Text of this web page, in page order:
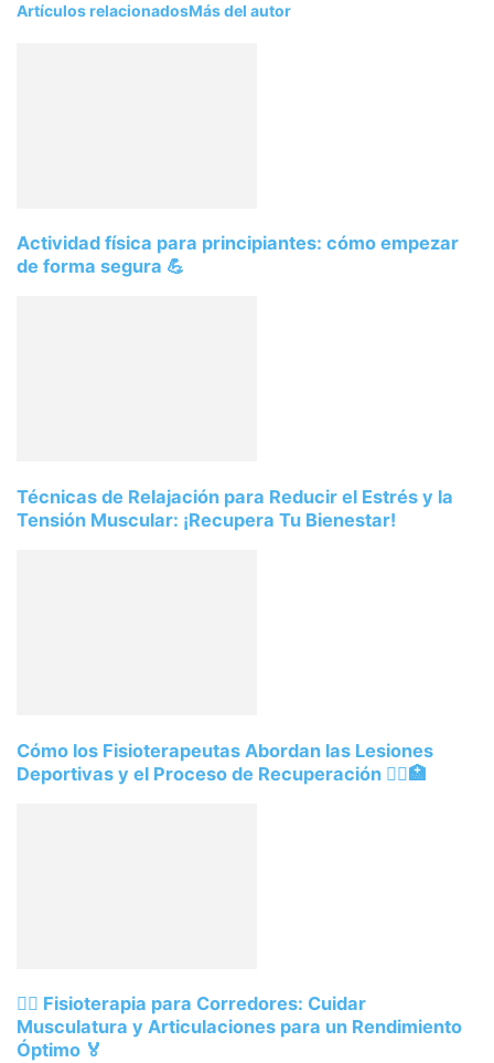
Artículos relacionadosMás del autor
Actividad física para principiantes: cómo empezar
de forma segura 💪
Técnicas de Relajación para Reducir el Estrés y la
Tensión Muscular: ¡Recupera Tu Bienestar!
Cómo los Fisioterapeutas Abordan las Lesiones
Deportivas y el Proceso de Recuperación 🏃‍♀️🏥
🏃‍♂️ Fisioterapia para Corredores: Cuidar
Musculatura y Articulaciones para un Rendimiento
Óptimo 🏅